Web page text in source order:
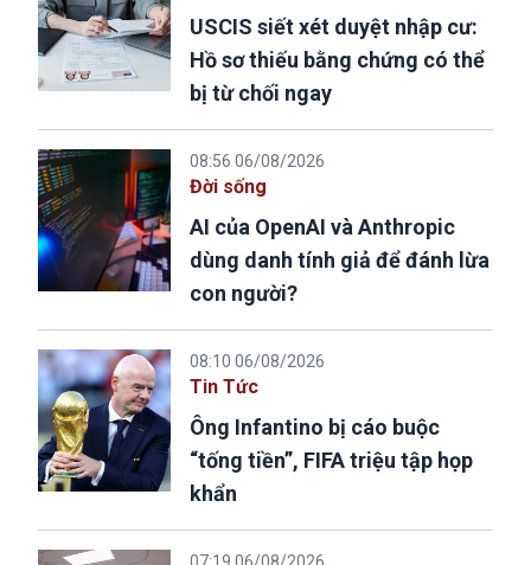
USCIS siết xét duyệt nhập cư:
Hồ sơ thiếu bằng chứng có thể
bị từ chối ngay
08:56 06/08/2026
Đời sống
AI của OpenAI và Anthropic
dùng danh tính giả để đánh lừa
con người?
08:10 06/08/2026
Tin Tức
Ông Infantino bị cáo buộc
“tống tiền”, FIFA triệu tập họp
khẩn